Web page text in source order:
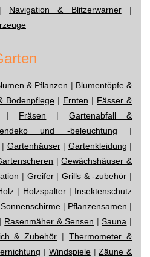
Navigation & Blitzerwarner|
& Pflanzen | Blumentöpfe &
Bodenpflege | Ernten | Fässer &
| Fräsen |Gartenabfall &
und -beleuchtung |
| Gartenhäuser| Gartenkleidung |
|Gewächshäuser &
| Greifer|Grills & -zubehör |
| Holzspalter| Insektenschutz
| Pflanzensamen |
| Rasenmäher & Sensen |Sauna |
& Zubehör |Thermometer &
| Windspiele|Zäune &